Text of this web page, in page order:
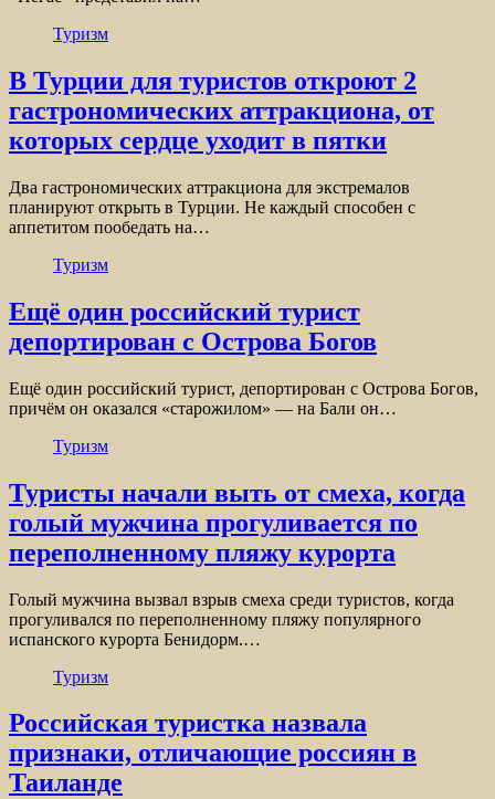
Туризм
В Турции для туристов откроют 2
гастрономических аттракциона, от
которых сердце уходит в пятки
Два гастрономических аттракциона для экстремалов
планируют открыть в Турции. Не каждый способен с
аппетитом пообедать на…
Туризм
Ещё один российский турист
депортирован с Острова Богов
Ещё один российский турист, депортирован с Острова Богов,
причём он оказался «старожилом» — на Бали он…
Туризм
Туристы начали выть от смеха, когда
голый мужчина прогуливается по
переполненному пляжу курорта
Голый мужчина вызвал взрыв смеха среди туристов, когда
прогуливался по переполненному пляжу популярного
испанского курорта Бенидорм.…
Туризм
Российская туристка назвала
признаки, отличающие россиян в
Таиланде